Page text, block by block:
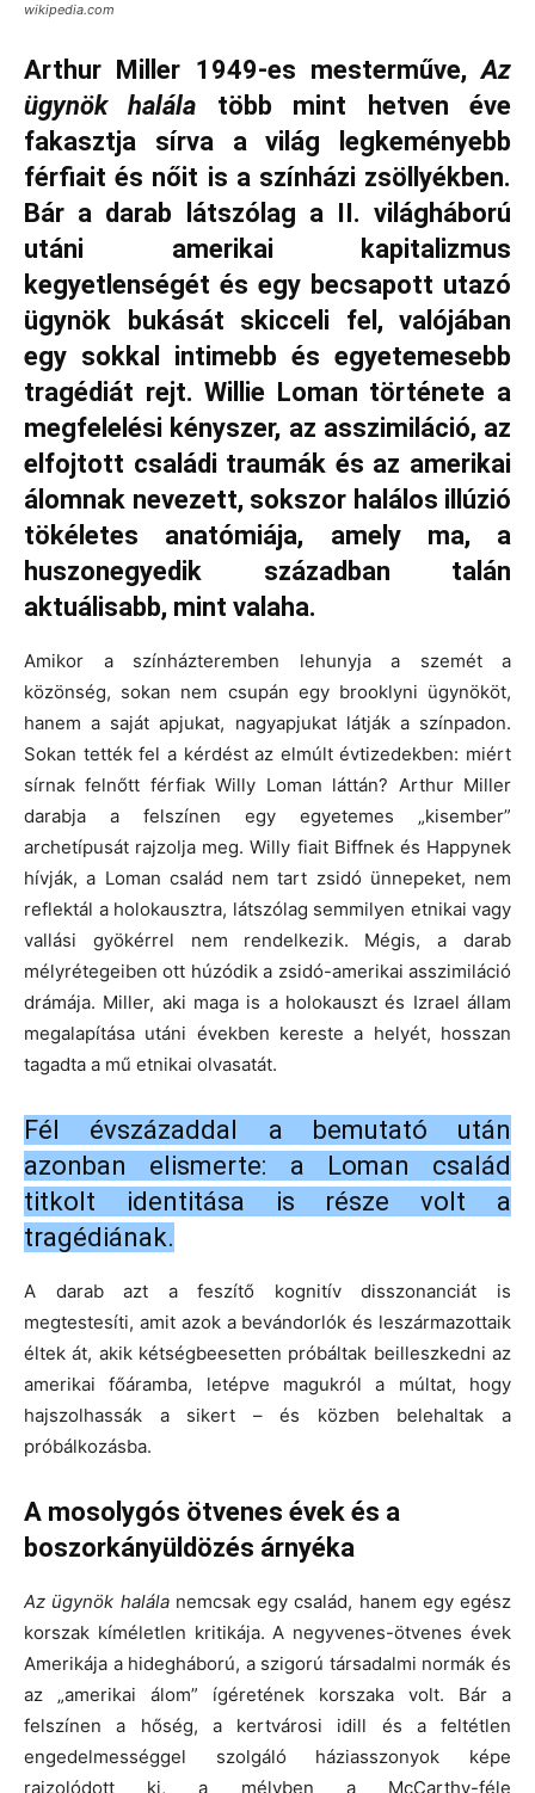
wikipedia.com
Arthur Miller 1949-es mesterműve,Az
ügynök halála több mint hetven éve
fakasztja sírva a világ legkeményebb
férfiait és nőit is a színházi zsöllyékben.
Bár a darab látszólag a II. világháború
utáni amerikai kapitalizmus
kegyetlenségét és egy becsapott utazó
ügynök bukását skicceli fel, valójában
egy sokkal intimebb és egyetemesebb
tragédiát rejt. Willie Loman története a
megfelelési kényszer, az asszimiláció, az
elfojtott családi traumák és az amerikai
álomnak nevezett, sokszor halálos illúzió
tökéletes anatómiája, amely ma, a
huszonegyedik században talán
aktuálisabb, mint valaha.
Amikor a színházteremben lehunyja a szemét a
közönség, sokan nem csupán egy brooklyni ügynököt,
hanem a saját apjukat, nagyapjukat látják a színpadon.
Sokan tették fel a kérdést az elmúlt évtizedekben: miért
sírnak felnőtt férfiak Willy Loman láttán? Arthur Miller
darabja a felszínen egy egyetemes „kisember”
archetípusát rajzolja meg. Willy fiait Biffnek és Happynek
hívják, a Loman család nem tart zsidó ünnepeket, nem
reflektál a holokausztra, látszólag semmilyen etnikai vagy
vallási gyökérrel nem rendelkezik. Mégis, a darab
mélyrétegeiben ott húzódik a zsidó-amerikai asszimiláció
drámája. Miller, aki maga is a holokauszt és Izrael állam
megalapítása utáni években kereste a helyét, hosszan
tagadta a mű etnikai olvasatát.
Fél évszázaddal a bemutató után
azonban elismerte: a Loman család
titkolt identitása is része volt a
tragédiának.
A darab azt a feszítő kognitív disszonanciát is
megtestesíti, amit azok a bevándorlók és leszármazottaik
éltek át, akik kétségbeesetten próbáltak beilleszkedni az
amerikai főáramba, letépve magukról a múltat, hogy
hajszolhassák a sikert – és közben belehaltak a
próbálkozásba.
A mosolygós ötvenes évek és a
boszorkányüldözés árnyéka
Az ügynök halálanemcsak egy család, hanem egy egész
korszak kíméletlen kritikája. A negyvenes-ötvenes évek
Amerikája a hidegháború, a szigorú társadalmi normák és
az „amerikai álom” ígéretének korszaka volt. Bár a
felszínen a hőség, a kertvárosi idill és a feltétlen
engedelmességgel szolgáló háziasszonyok képe
rajzolódott ki, a mélyben a McCarthy-féle